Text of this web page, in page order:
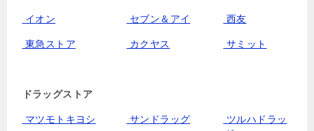
イオン セブン＆アイ 西友
東急ストア カクヤス サミット
ドラッグストア
マツモトキヨシ サンドラッグ
ツルハドラッ